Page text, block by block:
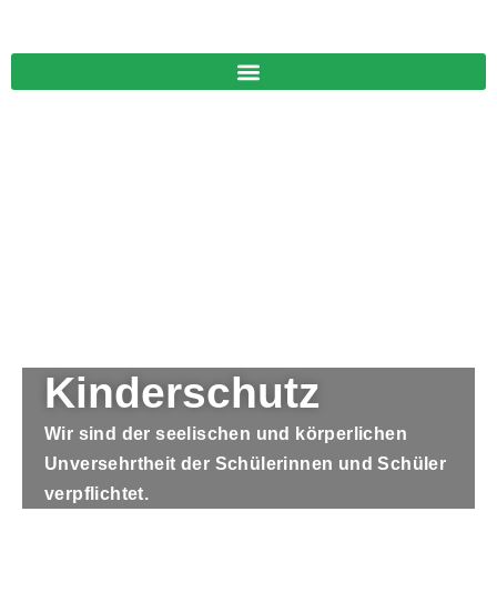
Kinderschutz
Wir sind der seelischen und körperlichen
Unversehrtheit der Schülerinnen und Schüler
verpflichtet.